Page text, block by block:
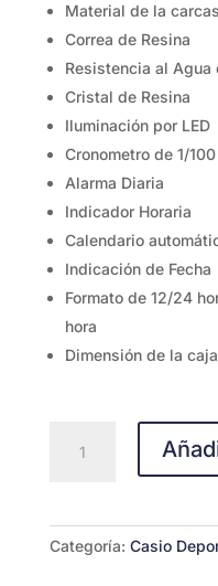
Material de la
Correa de Resina
Resistencia al Agua
Cristal de Resina
Iluminación por LED
Cronometro de 1/
Alarma Diaria
Indicador Horaria
Calendario
Indicación de Fecha
Formato de 12/24
hora
Dimensión de la
cantidad
Categoría: Casio